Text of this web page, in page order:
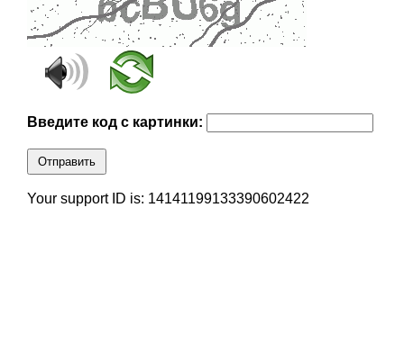
Введите код с картинки:
Отправить
Your support ID is: 14141199133390602422